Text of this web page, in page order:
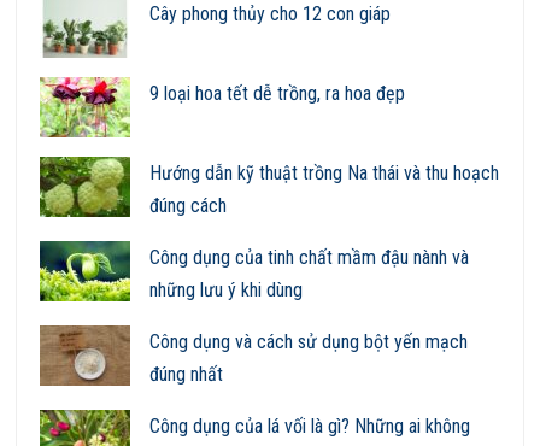
Cây phong thủy cho 12 con giáp
9 loại hoa tết dễ trồng, ra hoa đẹp
Hướng dẫn kỹ thuật trồng Na thái và thu hoạch
đúng cách
Công dụng của tinh chất mầm đậu nành và
những lưu ý khi dùng
Công dụng và cách sử dụng bột yến mạch
đúng nhất
Công dụng của lá vối là gì? Những ai không